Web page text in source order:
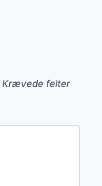
Krævede felter